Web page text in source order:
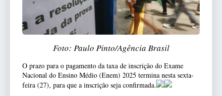
Foto: Paulo Pinto/Agência Brasil
O prazo para o pagamento da taxa de inscrição do Exame
Nacional do Ensino Médio (Enem) 2025 termina nesta sexta-
feira (27), para que a inscrição seja confirmada.